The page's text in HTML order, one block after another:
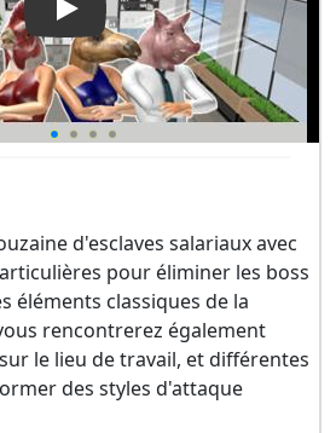
Play Video: Wage Slave TD
d'esclaves salariaux avec
pour éliminer les boss
éléments classiques de la
rencontrerez également
le lieu de travail, et différentes
des styles d'attaque